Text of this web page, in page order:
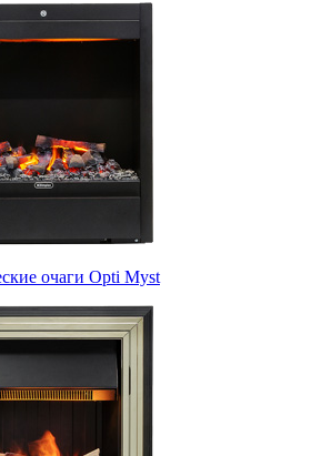
очаги Opti Myst